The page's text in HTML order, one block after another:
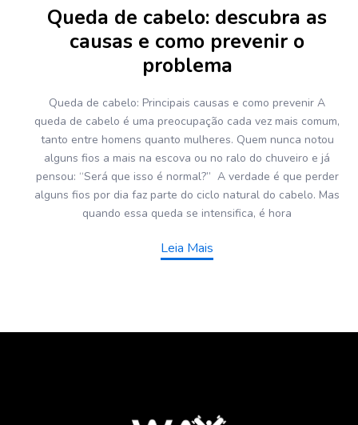
Queda de cabelo: descubra as
causas e como prevenir o
problema
Queda de cabelo: Principais causas e como prevenir A
queda de cabelo é uma preocupação cada vez mais comum,
tanto entre homens quanto mulheres. Quem nunca notou
alguns fios a mais na escova ou no ralo do chuveiro e já
pensou: “Será que isso é normal?” A verdade é que perder
alguns fios por dia faz parte do ciclo natural do cabelo. Mas
quando essa queda se intensifica, é hora
Leia Mais